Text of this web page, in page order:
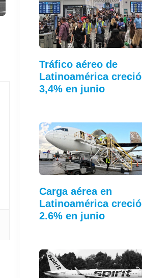
Tráfico aéreo de
Latinoamérica creció
3,4% en junio
Carga aérea en
Latinoamérica creció
2.6% en junio